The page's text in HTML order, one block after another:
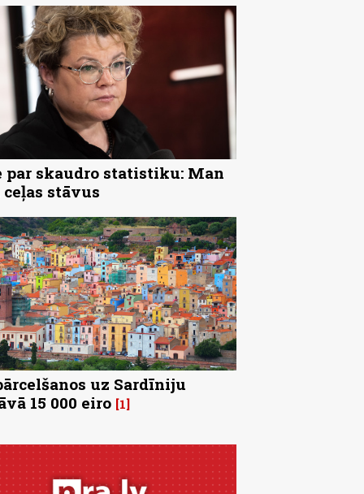
par skaudro statistiku: Man
stāvus
uz Sardīniju
15 000 eiro 1